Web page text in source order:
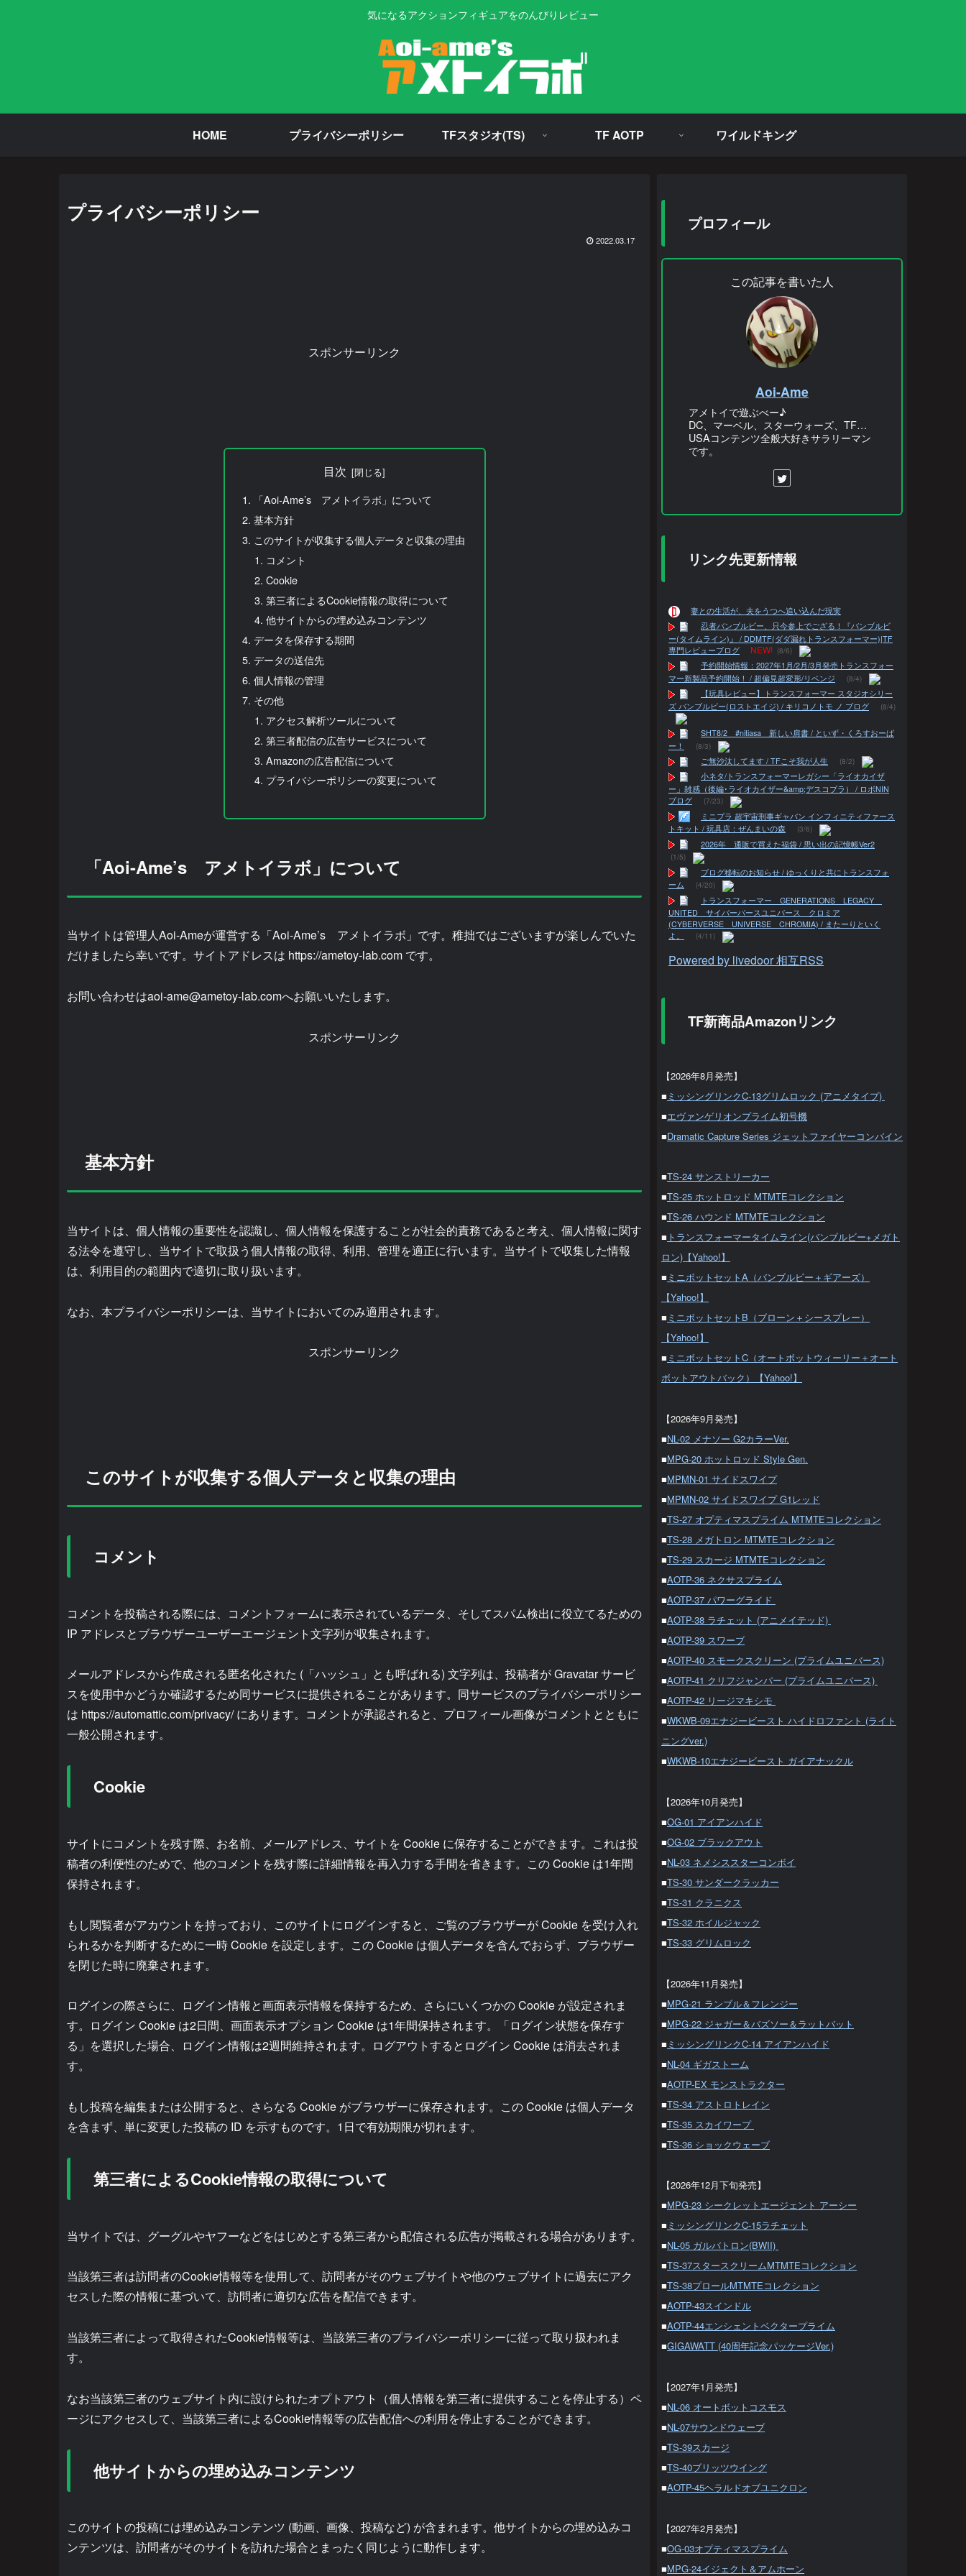
気になるアクションフィギュアをのんびりレビュー
HOME プライバシーポリシー TFスタジオ(TS) TF AOTP ワイルドキング
プライバシーポリシー
2022.03.17
スポンサーリンク
目次
「Aoi-Ame’s アメトイラボ」について
基本方針
このサイトが収集する個人データと収集の理由
コメント
Cookie
第三者によるCookie情報の取得について
他サイトからの埋め込みコンテンツ
データを保存する期間
データの送信先
個人情報の管理
その他
アクセス解析ツールについて
第三者配信の広告サービスについて
Amazonの広告配信について
プライバシーポリシーの変更について
「Aoi-Ame’s アメトイラボ」について
当サイトは管理人Aoi-Ameが運営する「Aoi-Ame’s アメトイラボ」です。稚拙ではございますが楽しんでいた
だけましたら幸いです。サイトアドレスは https://ametoy-lab.com です。
お問い合わせはaoi-ame@ametoy-lab.comへお願いいたします。
スポンサーリンク
基本方針
当サイトは、個人情報の重要性を認識し、個人情報を保護することが社会的責務であると考え、個人情報に関す
る法令を遵守し、当サイトで取扱う個人情報の取得、利用、管理を適正に行います。当サイトで収集した情報
は、利用目的の範囲内で適切に取り扱います。
なお、本プライバシーポリシーは、当サイトにおいてのみ適用されます。
スポンサーリンク
このサイトが収集する個人データと収集の理由
コメント
コメントを投稿される際には、コメントフォームに表示されているデータ、そしてスパム検出に役立てるための
IP アドレスとブラウザーユーザーエージェント文字列が収集されます。
メールアドレスから作成される匿名化された (「ハッシュ」とも呼ばれる) 文字列は、投稿者が Gravatar サービ
スを使用中かどうか確認するため同サービスに提供されることがあります。同サービスのプライバシーポリシー
は https://automattic.com/privacy/ にあります。コメントが承認されると、プロフィール画像がコメントとともに
一般公開されます。
Cookie
サイトにコメントを残す際、お名前、メールアドレス、サイトを Cookie に保存することができます。これは投
稿者の利便性のためで、他のコメントを残す際に詳細情報を再入力する手間を省きます。この Cookie は1年間
保持されます。
もし閲覧者がアカウントを持っており、このサイトにログインすると、ご覧のブラウザーが Cookie を受け入れ
られるかを判断するために一時 Cookie を設定します。この Cookie は個人データを含んでおらず、ブラウザー
を閉じた時に廃棄されます。
ログインの際さらに、ログイン情報と画面表示情報を保持するため、さらにいくつかの Cookie が設定されま
す。ログイン Cookie は2日間、画面表示オプション Cookie は1年間保持されます。「ログイン状態を保存す
る」を選択した場合、ログイン情報は2週間維持されます。ログアウトするとログイン Cookie は消去されま
す。
もし投稿を編集または公開すると、さらなる Cookie がブラウザーに保存されます。この Cookie は個人データ
を含まず、単に変更した投稿の ID を示すものです。1日で有効期限が切れます。
第三者によるCookie情報の取得について
当サイトでは、グーグルやヤフーなどをはじめとする第三者から配信される広告が掲載される場合があります。
当該第三者は訪問者のCookie情報等を使用して、訪問者がそのウェブサイトや他のウェブサイトに過去にアク
セスした際の情報に基づいて、訪問者に適切な広告を配信できます。
当該第三者によって取得されたCookie情報等は、当該第三者のプライバシーポリシーに従って取り扱われま
す。
なお当該第三者のウェブサイト内に設けられたオプトアウト（個人情報を第三者に提供することを停止する）ペ
ージにアクセスして、当該第三者によるCookie情報等の広告配信への利用を停止することができます。
他サイトからの埋め込みコンテンツ
このサイトの投稿には埋め込みコンテンツ (動画、画像、投稿など) が含まれます。他サイトからの埋め込みコ
ンテンツは、訪問者がそのサイトを訪れた場合とまったく同じように動作します。
プロフィール
この記事を書いた人
Aoi-Ame
アメトイで遊ぶべー♪
DC、マーベル、スターウォーズ、TF…
USAコンテンツ全般大好きサラリーマン
です。
リンク先更新情報
妻との生活が、夫をうつへ追い込んだ現実
忍者バンブルビー、只今参上でござる！『バンブルビ
ー(タイムライン)』 / DDMTF(ダダ漏れトランスフォーマー)|TF
専門レビューブログ
NEW! (8/6)
予約開始情報：2027年1月/2月/3月発売トランスフォー
マー新製品予約開始！ / 超偏見超変形/リベンジ
(8/4)
【玩具レビュー】トランスフォーマー スタジオシリー
ズ バンブルビー(ロストエイジ) / キリコノトモ ノ ブログ
(8/4)
SHT8/2 #nitiasa 新しい肩書 / といず・くろすおーば
ー！
(8/3)
ご無沙汰してます / TFこそ我が人生 (8/2)
小ネタ/トランスフォーマーレガシー「ライオカイザ
ー」雑感（後編･ライオカイザー&amp;デスコブラ） / ロボNIN
ブログ
(7/23)
ミニプラ 超宇宙刑事ギャバン インフィニティファース
トキット / 玩具店：ぜんまいの森
(3/6)
2026年 通販で買えた福袋 / 思い出の記憶帳Ver2
(1/5)
ブログ移転のお知らせ / ゆっくりと共にトランスフォ
ーム
(4/20)
トランスフォーマー GENERATIONS LEGACY
UNITED サイバーバースユニバース クロミア
(CYBERVERSE UNIVERSE CHROMIA) / またーりといく
よ。
(4/11)
Powered by livedoor 相互RSS
TF新商品Amazonリンク
【2026年8月発売】
■ ミッシングリンクC-13グリムロック (アニメタイプ)
■エヴァンゲリオンプライム初号機
■Dramatic Capture Series ジェットファイヤーコンバイン
■TS-24 サンストリーカー
■TS-25 ホットロッド MTMTEコレクション
■TS-26 ハウンド MTMTEコレクション
■ トランスフォーマータイムライン(バンブルビー+メガト
ロン)【Yahoo!】
■ ミニボットセットA（バンブルビー＋ギアーズ）
【Yahoo!】
■ ミニボットセットB（ブローン＋シースプレー）
【Yahoo!】
■ ミニボットセットC（オートボットウィーリー＋オート
ボットアウトバック）【Yahoo!】
【2026年9月発売】
■NL-02 メナソー G2カラーVer.
■MPG-20 ホットロッド Style Gen.
■MPMN-01 サイドスワイプ
■MPMN-02 サイドスワイプ G1レッド
■TS-27 オプティマスプライム MTMTEコレクション
■TS-28 メガトロン MTMTEコレクション
■TS-29 スカージ MTMTEコレクション
■AOTP-36 ネクサスプライム
■AOTP-37 パワーグライド
■AOTP-38 ラチェット (アニメイテッド)
■AOTP-39 スワーブ
■AOTP-40 スモークスクリーン (プライムユニバース)
■AOTP-41 クリフジャンパー (プライムユニバース)
■AOTP-42 リージマキシモ
■WKWB-09エナジービースト ハイドロファント (ライト
ニングver.)
■WKWB-10エナジービースト ガイアナックル
【2026年10月発売】
■OG-01 アイアンハイド
■OG-02 ブラックアウト
■NL-03 ネメシススターコンボイ
■TS-30 サンダークラッカー
■TS-31 クラニクス
■TS-32 ホイルジャック
■TS-33 グリムロック
【2026年11月発売】
■MPG-21 ランブル＆フレンジー
■MPG-22 ジャガー＆バズソー＆ラットバット
■ ミッシングリンクC-14 アイアンハイド
■NL-04 ギガストーム
■AOTP-EX モンストラクター
■TS-34 アストロトレイン
■TS-35 スカイワープ
■TS-36 ショックウェーブ
【2026年12月下旬発売】
■MPG-23 シークレットエージェント アーシー
■ ミッシングリンクC-15ラチェット
■NL-05 ガルバトロン(BWII)
■TS-37スタースクリームMTMTEコレクション
■TS-38プロールMTMTEコレクション
■AOTP-43スインドル
■AOTP-44エンシェントベクタープライム
■GIGAWATT (40周年記念パッケージVer.)
【2027年1月発売】
■NL-06 オートボットコスモス
■NL-07サウンドウェーブ
■TS-39スカージ
■TS-40ブリッツウイング
■AOTP-45ヘラルドオブユニクロン
【2027年2月発売】
■OG-03オプティマスプライム
■MPG-24イジェクト＆アムホーン